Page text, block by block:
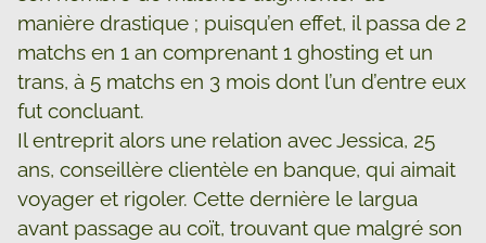
manière drastique ; puisqu’en effet, il passa de 2
matchs en 1 an comprenant 1 ghosting et un
trans, à 5 matchs en 3 mois dont l’un d’entre eux
fut concluant.
Il entreprit alors une relation avec Jessica, 25
ans, conseillère clientèle en banque, qui aimait
voyager et rigoler. Cette dernière le largua
avant passage au coït, trouvant que malgré son